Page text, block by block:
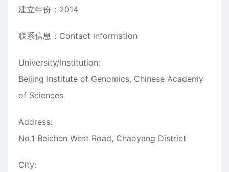
建立年份：2014
联系信息：Contact information
University/Institution:
Beijing Institute of Genomics, Chinese Academy
of Sciences
Address:
No.1 Beichen West Road, Chaoyang District
City: